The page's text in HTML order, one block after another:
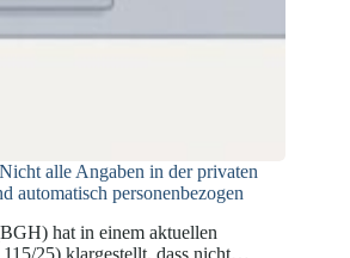
alle Angaben in der privaten
automatisch personenbezogen
hat in einem aktuellen
25) klargestellt, dass nicht…